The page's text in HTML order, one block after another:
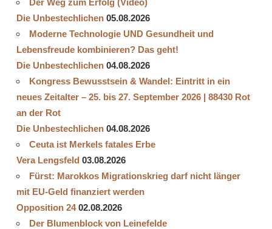
Die Unbestechlichen 05.08.2026
Moderne Technologie UND Gesundheit und
Lebensfreude kombinieren? Das geht!
Die Unbestechlichen 04.08.2026
Kongress Bewusstsein & Wandel: Eintritt in ein
neues Zeitalter – 25. bis 27. September 2026 | 88430 Rot
an der Rot
Die Unbestechlichen 04.08.2026
Ceuta ist Merkels fatales Erbe
Vera Lengsfeld 03.08.2026
Fürst: Marokkos Migrationskrieg darf nicht länger
mit EU-Geld finanziert werden
Opposition 24 02.08.2026
Der Blumenblock von Leinefelde